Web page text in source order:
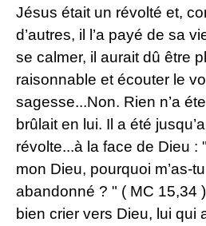
Jésus était un révolté et,
d’autres, il l’a payé de sa
se calmer, il aurait dû être
raisonnable et écouter le
sagesse...Non. Rien n’a
brûlait en lui. Il a été
révolte...à la face de Dieu :
mon Dieu, pourquoi m’as-tu
abandonné ? " ( MC 15,34
bien crier vers Dieu, lui qui